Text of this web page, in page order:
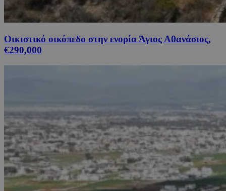
Οικιστικό οικόπεδο στην ενορία Άγιος Αθανάσιος,
€290,000